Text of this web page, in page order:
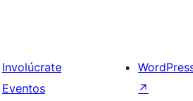
Involúcrate
Eventos
↗